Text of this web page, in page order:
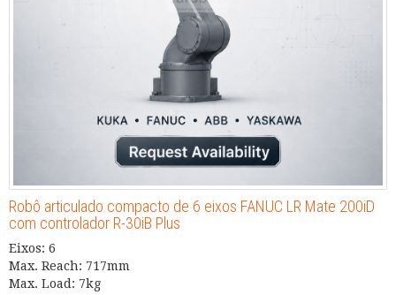
Robô articulado compacto de 6 eixos FANUC LR Mate 200iD
com controlador R-30iB Plus
Eixos: 6
Max. Reach: 717mm
Max. Load: 7kg